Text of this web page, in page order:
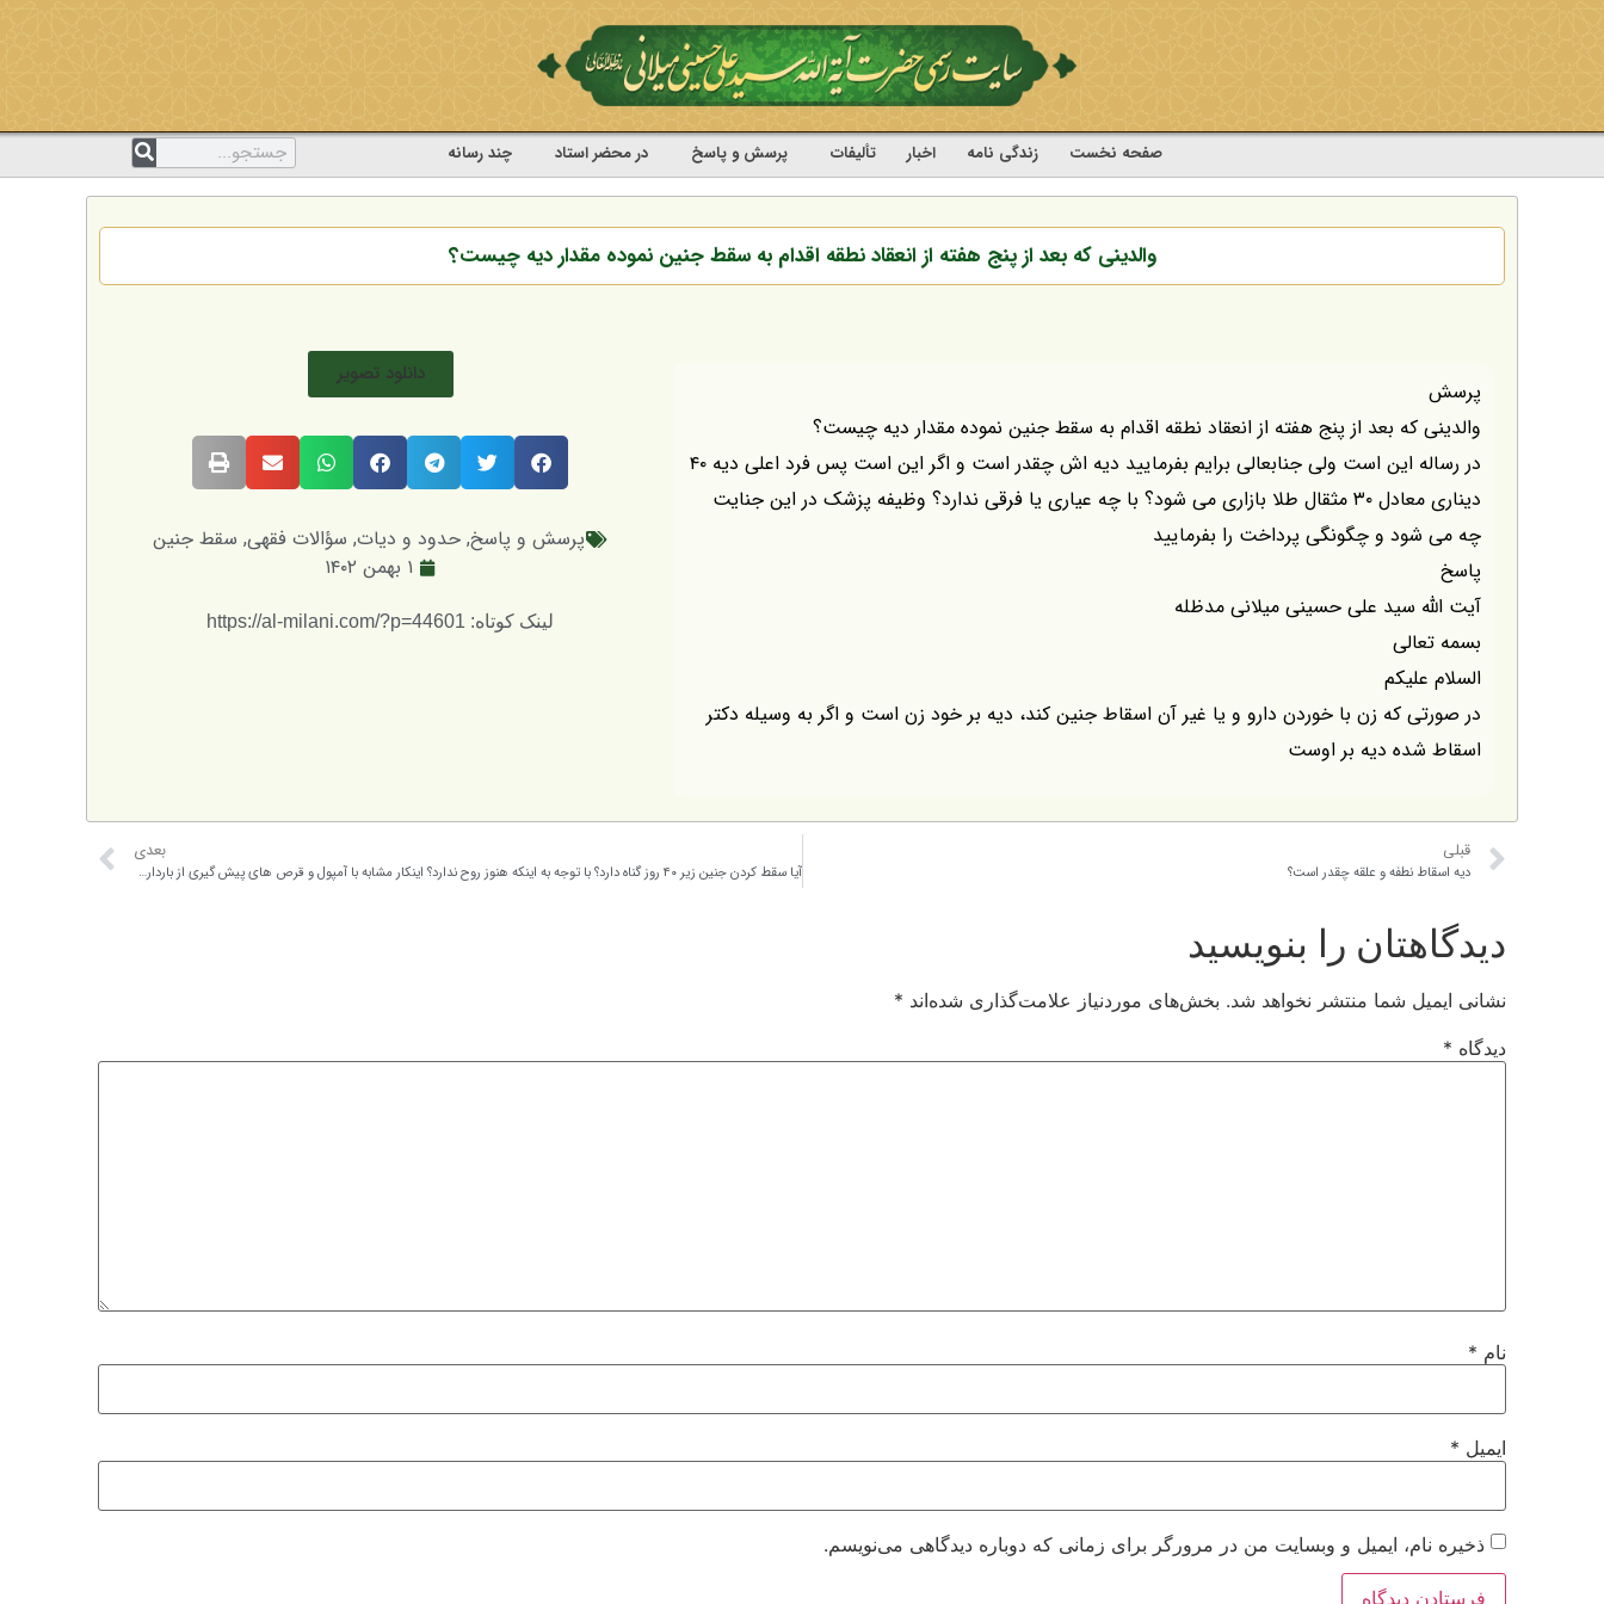
صفحه نخست زندگی نامه اخبار تألیفات پرسش و پاسخ در محضر استاد چند رسانه
والدینی که بعد از پنج هفته از انعقاد نطقه اقدام به سقط جنین نموده مقدار دیه چیست؟
پرسش
والدینی که بعد از پنج هفته از انعقاد نطقه اقدام به سقط جنین نموده مقدار دیه چیست؟
در رساله این است ولی جنابعالی برایم بفرمایید دیه اش چقدر است و اگر این است پس فرد اعلی دیه ۴۰
دیناری معادل ۳۰ مثقال طلا بازاری می شود؟ با چه عیاری یا فرقی ندارد؟ وظیفه پزشک در این جنایت
چه می شود و چگونگی پرداخت را بفرمایید
پاسخ
آیت الله سید علی حسینی میلانی مدظله
بسمه تعالی
السلام علیکم
در صورتی که زن با خوردن دارو و یا غیر آن اسقاط جنین کند، دیه بر خود زن است و اگر به وسیله دکتر
اسقاط شده دیه بر اوست
دانلود تصویر
پرسش و پاسخ, حدود و دیات, سؤالات فقهی, سقط جنین
۱ بهمن ۱۴۰۲
لینک کوتاه: https://al-milani.com/?p=44601
قبلی
دیه اسقاط نطفه و علقه چقدر است؟
بعدی
آیا سقط کردن جنین زیر ۴۰ روز گناه دارد؟ با توجه به اینکه هنوز روح ندارد؟ اینکار مشابه با آمپول و قرص های پیش گیری از بارداری است
دیدگاهتان را بنویسید
نشانی ایمیل شما منتشر نخواهد شد. بخش‌های موردنیاز علامت‌گذاری شده‌اند *
دیدگاه *
نام *
ایمیل *
ذخیره نام، ایمیل و وبسایت من در مرورگر برای زمانی که دوباره دیدگاهی می‌نویسم.